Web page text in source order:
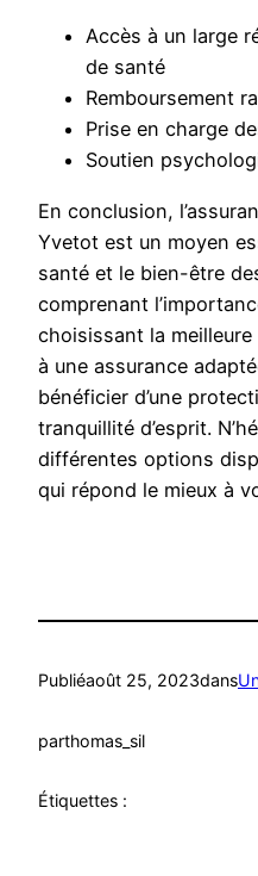
Accès à un large
de santé
Remboursement
Prise en charge
Soutien
En conclusion,
Yvetot est un moyen
santé et le bien-être
comprenant
choisissant la
à une assurance
bénéficier d’une
tranquillité d’esprit.
différentes options
qui répond le mieux à
Publiéaoût 25, 2023dans
parthomas_sil
Étiquettes :